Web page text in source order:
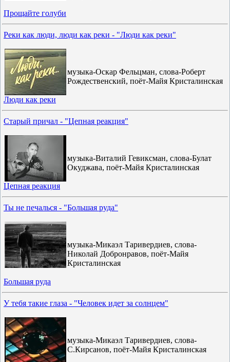
Прощайте голуби
Реки как люди, люди как реки - "Люди как реки"
музыка-Оскар Фельцман, слова-Роберт
Рождественский, поёт-Майя Кристалинская
Люди как реки
Старый причал - "Цепная реакция"
музыка-Виталий Гевиксман, слова-Булат
Окуджава, поёт-Майя Кристалинская
Цепная реакция
Ты не печалься - "Большая руда"
музыка-Микаэл Таривердиев, слова-
Николай Добронравов, поёт-Майя
Кристалинская
Большая руда
У тебя такие глаза - "Человек идет за солнцем"
музыка-Микаэл Таривердиев, слова-
С.Кирсанов, поёт-Майя Кристалинская